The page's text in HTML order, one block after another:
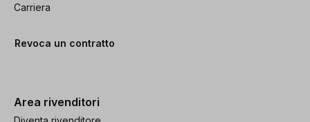
Carriera
Revoca un contratto
Area rivenditori